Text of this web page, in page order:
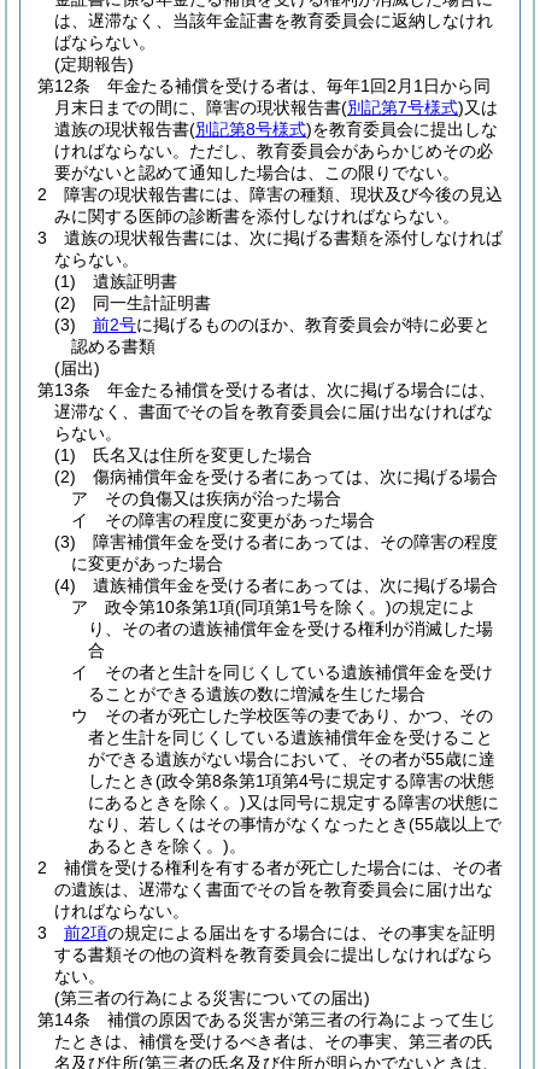
は、遅滞なく、当該年金証書を教育委員会に返納しなけれ
ばならない。
(定期報告)
第12条
年金たる補償を受ける者は、毎年1回2月1日から同
月末日までの間に、障害の現状報告書(別記第7号様式)又は
遺族の現状報告書(別記第8号様式)を教育委員会に提出しな
ければならない。 ただし、教育委員会があらかじめその必
要がないと認めて通知した場合は、この限りでない。
2
障害の現状報告書には、障害の種類、現状及び今後の見込
みに関する医師の診断書を添付しなければならない。
3
遺族の現状報告書には、次に掲げる書類を添付しなければ
ならない。
(1)
遺族証明書
(2)
同一生計証明書
(3)
前2号に掲げるもののほか、教育委員会が特に必要と
認める書類
(届出)
第13条
年金たる補償を受ける者は、次に掲げる場合には、
遅滞なく、書面でその旨を教育委員会に届け出なければな
らない。
(1)
氏名又は住所を変更した場合
(2)
傷病補償年金を受ける者にあっては、次に掲げる場合
ア
その負傷又は疾病が治った場合
イ
その障害の程度に変更があった場合
(3)
障害補償年金を受ける者にあっては、その障害の程度
に変更があった場合
(4)
遺族補償年金を受ける者にあっては、次に掲げる場合
ア
政令第10条第1項(同項第1号を除く。)の規定によ
り、その者の遺族補償年金を受ける権利が消滅した場
合
イ
その者と生計を同じくしている遺族補償年金を受け
ることができる遺族の数に増減を生じた場合
ウ
その者が死亡した学校医等の妻であり、かつ、その
者と生計を同じくしている遺族補償年金を受けること
ができる遺族がない場合において、その者が55歳に達
したとき(政令第8条第1項第4号に規定する障害の状態
にあるときを除く。)又は同号に規定する障害の状態に
なり、若しくはその事情がなくなったとき(55歳以上で
あるときを除く。)。
2
補償を受ける権利を有する者が死亡した場合には、その者
の遺族は、遅滞なく書面でその旨を教育委員会に届け出な
ければならない。
3
前2項の規定による届出をする場合には、その事実を証明
する書類その他の資料を教育委員会に提出しなければなら
ない。
(第三者の行為による災害についての届出)
第14条
補償の原因である災害が第三者の行為によって生じ
たときは、補償を受けるべき者は、その事実、第三者の氏
名及び住所(第三者の氏名及び住所が明らかでないときは、